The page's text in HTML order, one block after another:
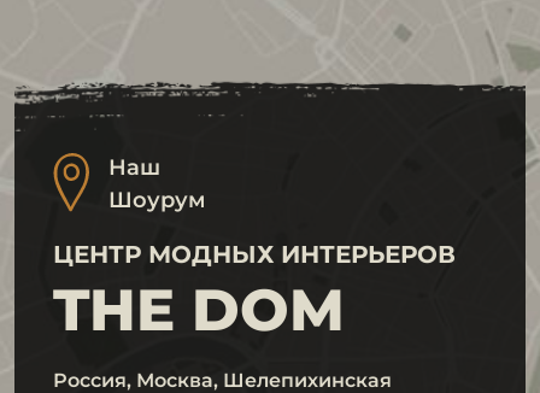
Наш
Шоурум
ЦЕНТР МОДНЫХ ИНТЕРЬЕРОВ
THE DOM
Россия, Москва, Шелепихинская